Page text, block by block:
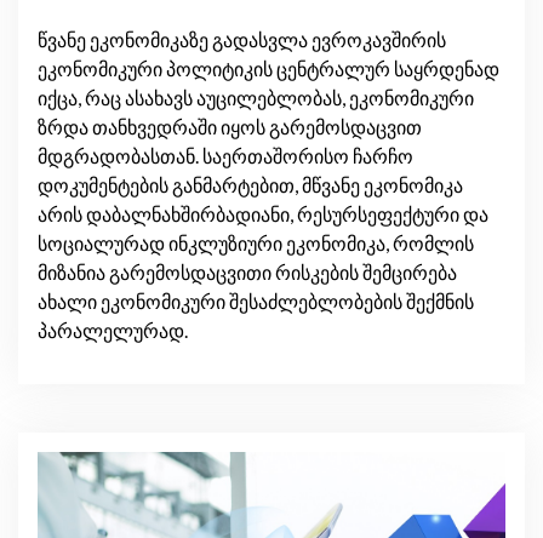
წვანე ეკონომიკაზე გადასვლა ევროკავშირის
ეკონომიკური პოლიტიკის ცენტრალურ საყრდენად
იქცა, რაც ასახავს აუცილებლობას, ეკონომიკური
ზრდა თანხვედრაში იყოს გარემოსდაცვით
მდგრადობასთან. საერთაშორისო ჩარჩო
დოკუმენტების განმარტებით, მწვანე ეკონომიკა
არის დაბალნახშირბადიანი, რესურსეფექტური და
სოციალურად ინკლუზიური ეკონომიკა, რომლის
მიზანია გარემოსდაცვითი რისკების შემცირება
ახალი ეკონომიკური შესაძლებლობების შექმნის
პარალელურად.